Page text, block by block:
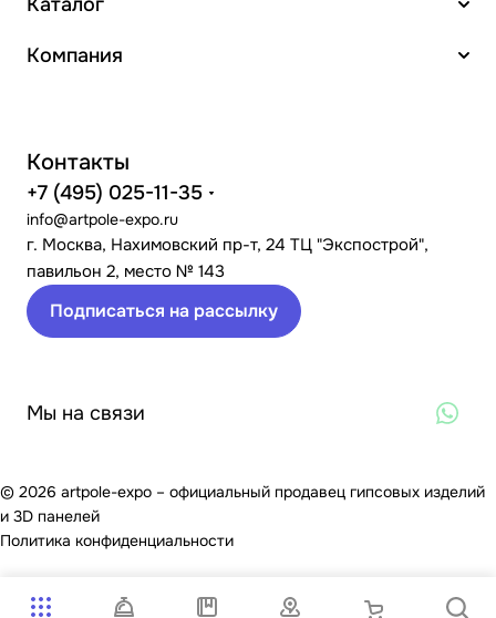
Компания
Контакты
+7 (495) 025-11-35
info@artpole-expo.ru
г. Москва, Нахимовский пр-т, 24 ТЦ "Экспострой",
павильон 2, место № 143
Подписаться на рассылку
Мы на связи
© 2026 artpole-expo – официальный продавец гипсовых изделий
и 3D панелей
Политика конфиденциальности